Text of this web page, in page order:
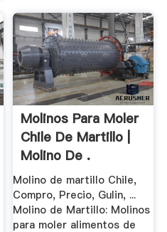
Molinos Para Moler
Chile De Martillo |
Molino De .
Molino de martillo Chile,
Compro, Precio, Gulin, ...
Molino de Martillo: Molinos
para moler alimentos de